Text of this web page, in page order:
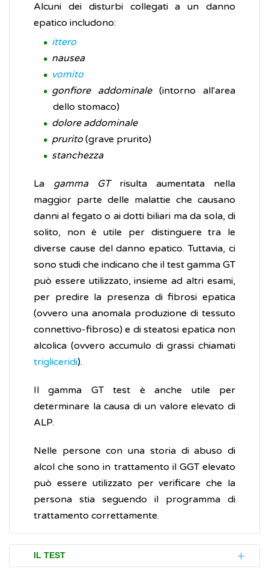
Alcuni dei disturbi collegati a un danno
epatico includono:
ittero
nausea
vomito
gonfiore addominale(intorno all'area
dello stomaco)
dolore addominale
prurito(grave prurito)
stanchezza
La gamma GTrisulta aumentata nella
maggior parte delle malattie che causano
danni al fegato o ai dotti biliari ma da sola, di
solito, non è utile per distinguere tra le
diverse cause del danno epatico. Tuttavia, ci
sono studi che indicano che il test gamma GT
può essere utilizzato, insieme ad altri esami,
per predire la presenza di fibrosi epatica
(ovvero una anomala produzione di tessuto
connettivo-fibroso) e di steatosi epatica non
alcolica (ovvero accumulo di grassi chiamati
trigliceridi).
Il gamma GT test è anche utile per
determinare la causa di un valore elevato di
ALP.
Nelle persone con una storia di abuso di
alcol che sono in trattamento il GGT elevato
può essere utilizzato per verificare che la
persona stia seguendo il programma di
trattamento correttamente.
IL TEST